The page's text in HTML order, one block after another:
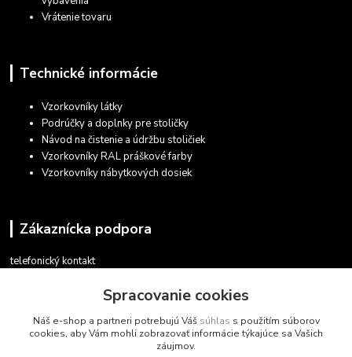
Vrátenie tovaru
Technické informácie
Vzorkovníky látky
Podrúčky a doplnky pre stoličky
Návod na čistenie a údržbu stoličiek
Vzorkovníky RAL práškové farby
Vzorkovníky nábytkových dosiek
Zákaznícka podpora
telefonický kontakt
v pracovných dňoch 08.30 - 16.00
obchod@marketsk.sk
Spracovanie cookies
Náš e-shop a partneri potrebujú Váš súhlas s použitím súborov
cookies, aby Vám mohli zobrazovať informácie týkajúce sa Vašich
záujmov.